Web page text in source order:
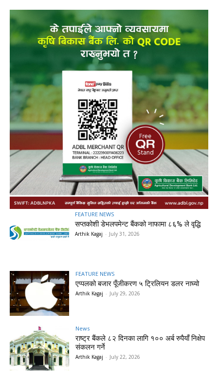
FEATURE NEWS
सप्तकोशी डेभलपमेन्ट बैंकको नाफामा ८६% ले वृद्धि
Arthik Kagaj - July 31, 2026
FEATURE NEWS
एप्पलको बजार पूँजीकरण ५ ट्रिलियन डलर नाघ्यो
Arthik Kagaj - July 29, 2026
News
राष्ट्र बैंकले ८२ दिनका लागि १०० अर्ब रुपैयाँ निक्षेप
संकलन गर्ने
Arthik Kagaj - July 22, 2026